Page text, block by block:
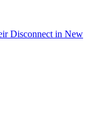
Disconnect in New